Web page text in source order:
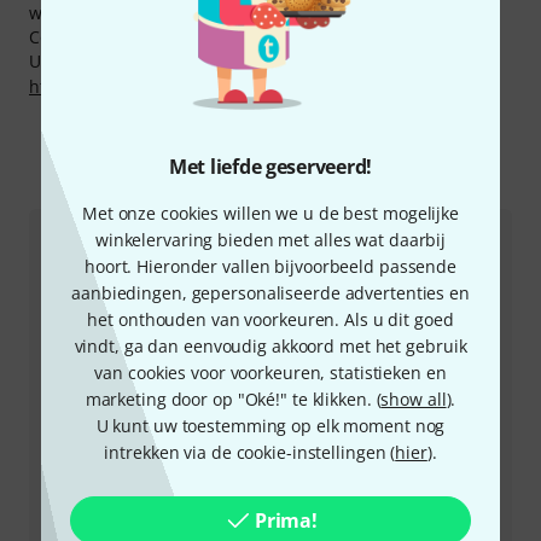
Met liefde geserveerd!
Met onze cookies willen we u de best mogelijke
winkelervaring bieden met alles wat daarbij
hoort. Hieronder vallen bijvoorbeeld passende
aanbiedingen, gepersonaliseerde advertenties en
het onthouden van voorkeuren. Als u dit goed
vindt, ga dan eenvoudig akkoord met het gebruik
van cookies voor voorkeuren, statistieken en
marketing door op "Oké!" te klikken. (show all).
U kunt uw toestemming op elk moment nog
intrekken via de cookie-instellingen (hier).
Prima!
waaronder Metallica, Scorpions,Rammstein
Cocker, Moody Blues en Herbert Grönemeyer.
U kunt meer informatie over de fabrikant vinden op
http://www.look-germany.com
Zo kunt u ons contacteren
Klantenservice Nederland
+49-9546-9223-643
Onze klantenservice helpt u graag bij al uw vragen of
problemen.